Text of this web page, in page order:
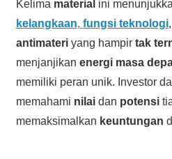
Kelima material ini
kelangkaan, fungsi teknologi
antimateriyang hampir tak
menjanjikan energi masa
memiliki peran unik. Investor
memahami nilaidan potensi
memaksimalkan keuntungan